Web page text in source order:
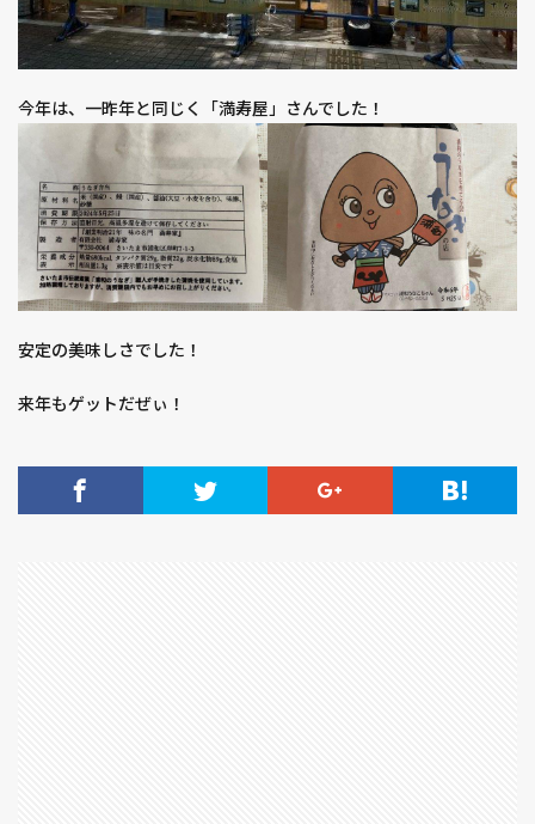
今年は、一昨年と同じく「満寿屋」さんでした！
安定の美味しさでした！
来年もゲットだぜぃ！